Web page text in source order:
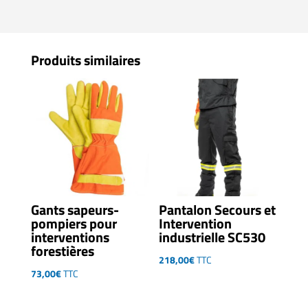
Produits similaires
Gants sapeurs-
pompiers pour
interventions
forestières
73,00€TTC
Pantalon Secours et
Intervention
industrielle SC530
218,00€TTC